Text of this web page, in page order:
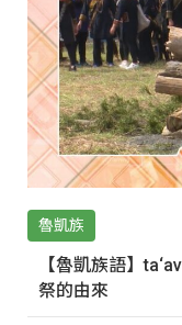
魯凱族
【魯凱族語】
祭的由來